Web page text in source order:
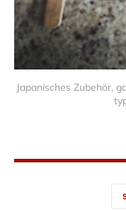
Japanisches Zubehör,